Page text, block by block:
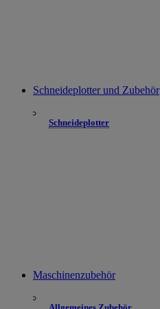
Schneideplotter und Zubehör
Schneideplotter
Maschinenzubehör